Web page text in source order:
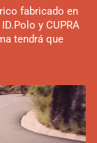
fabricado en
y CUPRA
tendrá que